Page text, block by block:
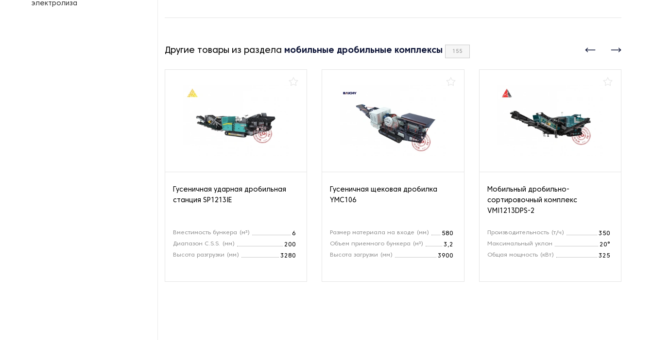
электролиза
Другие товары из раздела мобильные дробильные комплексы 155
Гусеничная ударная дробильная
станция SP1213IE
Вместимость бункера (м³)
6
Диапазон C.S.S. (мм)
200
Высота разгрузки (мм)
3280
Гусеничная щековая дробилка
YMC106
Размер материала на входе (мм)
580
Объем приемного бункера (м³)
3,2
Высота загрузки (мм)
3900
Мобильный дробильно-
сортировочный комплекс
VMI1213DPS-2
Производительность (т/ч)
350
Максимальный уклон
20°
Общая мощность (кВт)
325